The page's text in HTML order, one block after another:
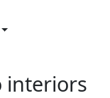
interiors